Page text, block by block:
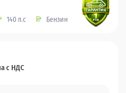
140 л.с Бензин
с НДС